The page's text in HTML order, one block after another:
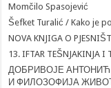
Momčilo Spasojević
Šefket Turalić / Kako je
NOVA KNJIGA O
13. IFTAR TEŠNJAKINJA I
ДОБРИВОЈЕ
И ФИЛОЗОФИЈА